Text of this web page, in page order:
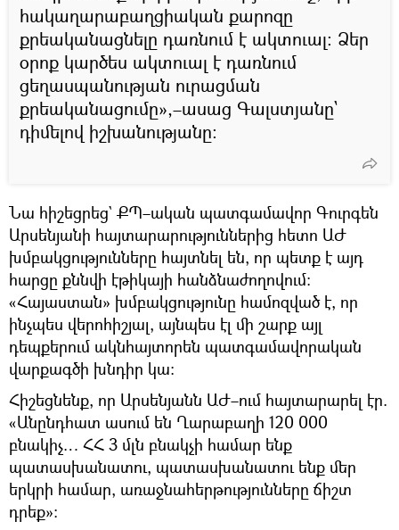
հակաղարաբաղցիական քարոզը
քրեականացնելը դառնում է ակտուալ։ Ձեր
օրոք կարծես ակտուալ է դառնում
ցեղասպանության ուրացման
քրեականացումը»,–ասաց Գալստյանը`
դիմելով իշխանությանը։
Նա հիշեցրեց` ՔՊ–ական պատգամավոր Գուրգեն
Արսենյանի հայտարարություններից հետո ԱԺ
խմբակցությունները հայտնել են, որ պետք է այդ
հարցը քննվի էթիկայի հանձնաժողովում։
«Հայաստան» խմբակցությունը համոզված է, որ
ինչպես վերոհիշյալ, այնպես էլ մի շարք այլ
դեպքերում ակնհայտորեն պատգամավորական
վարքագծի խնդիր կա։
Հիշեցնենք, որ Արսենյանն ԱԺ–ում հայտարարել էր.
«Անընդհատ ասում են Ղարաբաղի 120 000
բնակիչ… ՀՀ 3 մլն բնակչի համար ենք
պատասխանատու, պատասխանատու ենք մեր
երկրի համար, առաջնահերթությունները ճիշտ
դրեք»։